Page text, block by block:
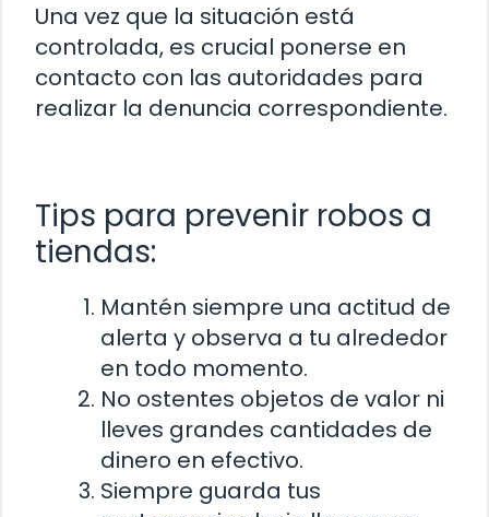
Una vez que la situación está
controlada, es crucial ponerse en
contacto con las autoridades para
realizar la denuncia correspondiente.
Tips para prevenir robos a
tiendas:
Mantén siempre una actitud de
alerta y observa a tu alrededor
en todo momento.
No ostentes objetos de valor ni
lleves grandes cantidades de
dinero en efectivo.
Siempre guarda tus